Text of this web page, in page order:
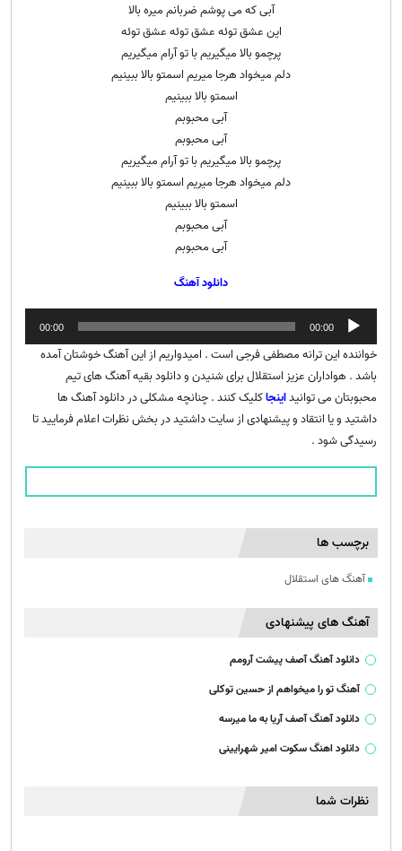
آبی که می پوشم ضربانم میره بالا
این عشق توئه عشق توئه عشق توئه
پرچمو بالا میگیریم با تو آرام میگیریم
دلم میخواد هرجا میریم اسمتو بالا ببینیم
اسمتو بالا ببینیم
آبی محبوبم
آبی محبوبم
پرچمو بالا میگیریم با تو آرام میگیریم
دلم میخواد هرجا میریم اسمتو بالا ببینیم
اسمتو بالا ببینیم
آبی محبوبم
آبی محبوبم
دانلود آهنگ
پخش‌کننده
صوت
00:00
00:00
خواننده این ترانه مصطفی فرجی است . امیدواریم از این آهنگ خوشتان آمده
باشد . هواداران عزیز استقلال برای شنیدن و دانلود بقیه آهنگ های تیم
محبوبتان می توانیداینجاکلیک کنند . چنانچه مشکلی در دانلود آهنگ ها
داشتید و یا انتقاد و پیشنهادی از سایت داشتید در بخش نظرات اعلام فرمایید تا
رسیدگی شود .
برچسب ها
آهنگ های استقلال
آهنگ های پیشنهادی
دانلود آهنگ آصف پیشت آرومم
آهنگ تو را میخواهم از حسین توکلی
دانلود آهنگ آصف آریا به ما میرسه
دانلود اهنگ سکوت امیر شهرایینی
نظرات شما